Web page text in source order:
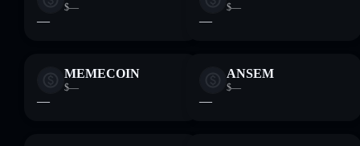
$—
—
$—
—
MEMECOIN
$—
—
ANSEM
$—
—